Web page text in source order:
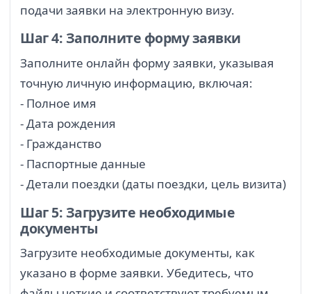
подачи заявки на электронную визу.
Шаг 4: Заполните форму заявки
Заполните онлайн форму заявки, указывая
точную личную информацию, включая:
- Полное имя
- Дата рождения
- Гражданство
- Паспортные данные
- Детали поездки (даты поездки, цель визита)
Шаг 5: Загрузите необходимые
документы
Загрузите необходимые документы, как
указано в форме заявки. Убедитесь, что